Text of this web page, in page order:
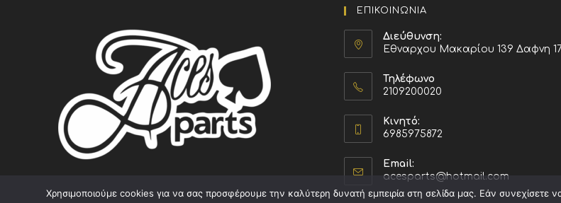
ΕΠΙΚΟΙΝΩΝΙΑ
Διεύθυνση:
Εθναρχου Μακαρίου 139 Δαφνη
Τηλέφωνο
2109200020
Κινητό:
6985975872
Email:
acesparts@hotmail.com
Χρησιμοποιούμε cookies για να σας προσφέρουμε την καλύτερη δυνατή εμπειρία στη σελίδα μας. Εάν συνεχίσετε